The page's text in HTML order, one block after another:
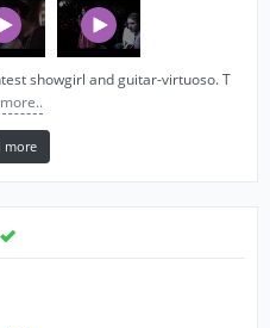
showgirl and guitar-virtuoso. T
more